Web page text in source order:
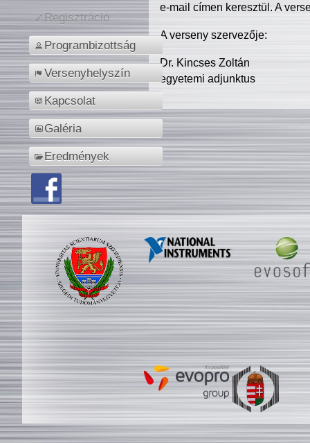
Regisztráció
Programbizottság
Versenyhelyszín
Kapcsolat
Galéria
Eredmények
e-mail címen keresztül. A
A verseny szervezője:
Dr. Kincses Zoltán
egyetemi adjunktus